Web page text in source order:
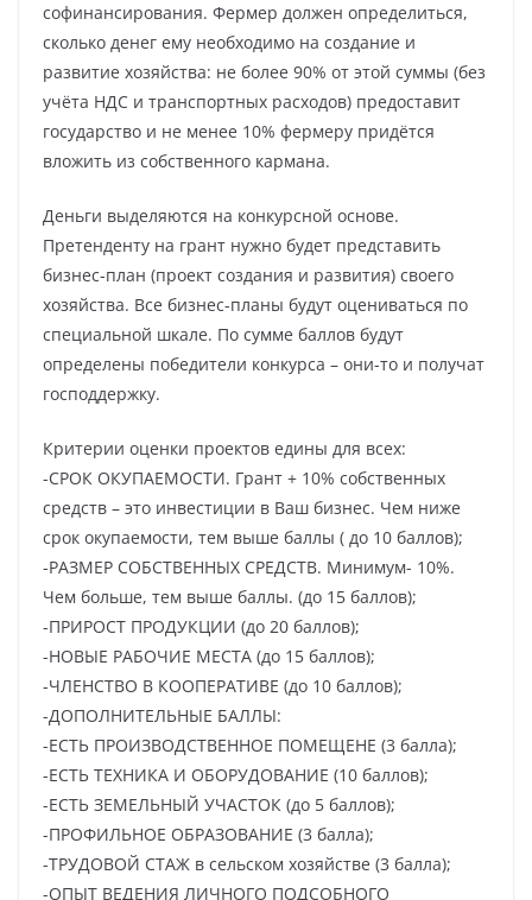
софинансирования. Фермер должен определиться,
сколько денег ему необходимо на создание и
развитие хозяйства: не более 90% от этой суммы (без
учёта НДС и транспортных расходов) предоставит
государство и не менее 10% фермеру придётся
вложить из собственного кармана.
Деньги выделяются на конкурсной основе.
Претенденту на грант нужно будет представить
бизнес-план (проект создания и развития) своего
хозяйства. Все бизнес-планы будут оцениваться по
специальной шкале. По сумме баллов будут
определены победители конкурса – они-то и получат
господдержку.
Критерии оценки проектов едины для всех:
-СРОК ОКУПАЕМОСТИ. Грант + 10% собственных
средств – это инвестиции в Ваш бизнес. Чем ниже
срок окупаемости, тем выше баллы ( до 10 баллов);
-РАЗМЕР СОБСТВЕННЫХ СРЕДСТВ. Минимум- 10%.
Чем больше, тем выше баллы. (до 15 баллов);
-ПРИРОСТ ПРОДУКЦИИ (до 20 баллов);
-НОВЫЕ РАБОЧИЕ МЕСТА (до 15 баллов);
-ЧЛЕНСТВО В КООПЕРАТИВЕ (до 10 баллов);
-ДОПОЛНИТЕЛЬНЫЕ БАЛЛЫ:
-ЕСТЬ ПРОИЗВОДСТВЕННОЕ ПОМЕЩЕНЕ (3 балла);
-ЕСТЬ ТЕХНИКА И ОБОРУДОВАНИЕ (10 баллов);
-ЕСТЬ ЗЕМЕЛЬНЫЙ УЧАСТОК (до 5 баллов);
-ПРОФИЛЬНОЕ ОБРАЗОВАНИЕ (3 балла);
-ТРУДОВОЙ СТАЖ в сельском хозяйстве (3 балла);
-ОПЫТ ВЕДЕНИЯ ЛИЧНОГО ПОДСОБНОГО